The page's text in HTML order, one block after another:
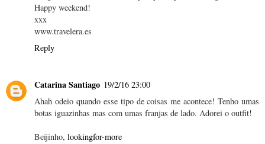
Happy weekend!
xxx
www.travelera.es
Reply
Catarina Santiago 19/2/16 23:00
Ahah odeio quando esse tipo de coisas me acontece! Tenho umas
botas iguazinhas mas com umas franjas de lado. Adorei o outfit!
Beijinho, lookingfor-more